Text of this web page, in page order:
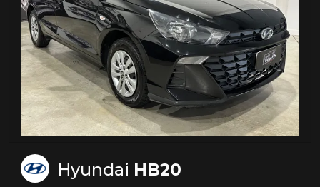
Hyundai HB20